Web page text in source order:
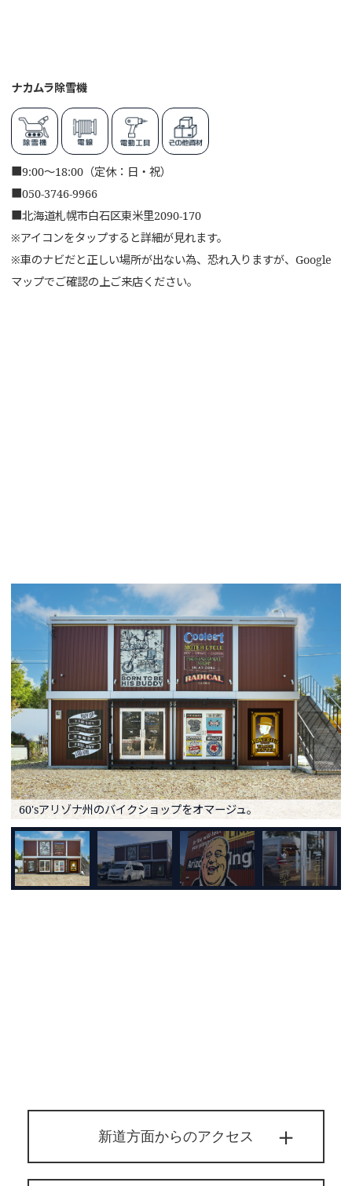
ナカムラ除雪機
■9:00～18:00（定休：日・祝）
■050-3746-9966
■北海道札幌市白石区東米里2090-170
※アイコンをタップすると詳細が見れます。
※車のナビだと正しい場所が出ない為、恐れ入りますが、Google
マップでご確認の上ご来店ください。
60'sアリゾナ州のバイクショップをオマージュ。
新道方面からのアクセス